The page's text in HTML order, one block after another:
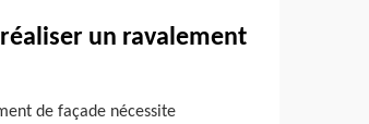
un ravalement
de façade nécessite